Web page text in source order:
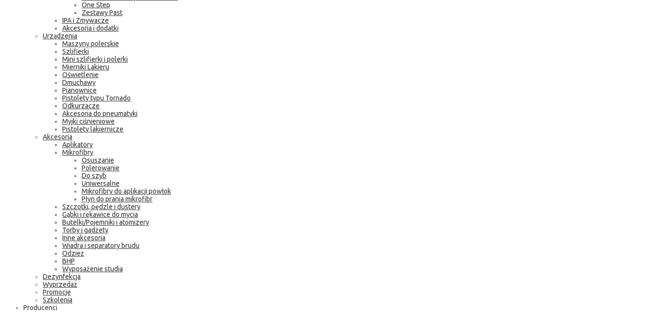
One Step
Zestawy Past
IPA i Zmywacze
Akcesoria i dodatki
Urządzenia
Maszyny polerskie
Szlifierki
Mini szlifierki i polerki
Mierniki Lakieru
Oświetlenie
Dmuchawy
Pianownice
Pistolety typu Tornado
Odkurzacze
Akcesoria do pneumatyki
Myjki ciśnieniowe
Pistolety lakiernicze
Akcesoria
Aplikatory
Mikrofibry
Osuszanie
Polerowanie
Do szyb
Uniwersalne
Mikrofibry do aplikacji powłok
Płyn do prania mikrofibr
Szczotki, pędzle i dustery
Gąbki i rękawice do mycia
Butelki/Pojemniki i atomizery
Torby i gadżety
Inne akcesoria
Wiadra i separatory brudu
Odzież
BHP
Wyposażenie studia
Dezynfekcja
Wyprzedaż
Promocje
Szkolenia
Producenci